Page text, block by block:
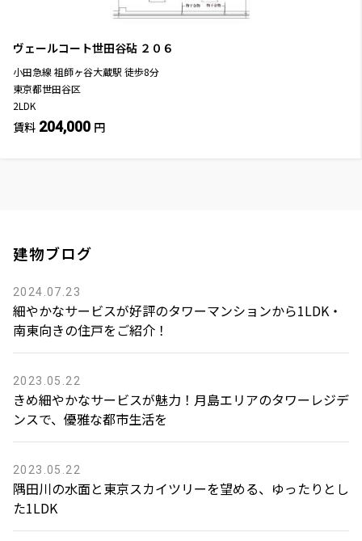
ヴェールコート世田谷砧 ２０６
小田急線 祖師ヶ谷大蔵駅 徒歩8分
東京都世田谷区
2LDK
賃料 204,000 円
建物ブログ
2024.07.23
細やかなサービスが好評のタワーマンションから1LDK・
南東向きの住戸をご紹介！
2023.05.22
きめ細やかなサービスが魅力！月島エリアのタワーレジデ
ンスで、優雅な都市生活を
2023.05.22
隅田川の水面と東京スカイツリーを望める、ゆったりとし
た1LDK